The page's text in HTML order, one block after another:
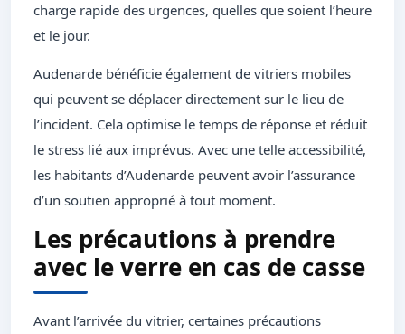
charge rapide des urgences, quelles que soient l’heure
et le jour.
Audenarde bénéficie également de vitriers mobiles
qui peuvent se déplacer directement sur le lieu de
l’incident. Cela optimise le temps de réponse et réduit
le stress lié aux imprévus. Avec une telle accessibilité,
les habitants d’Audenarde peuvent avoir l’assurance
d’un soutien approprié à tout moment.
Les précautions à prendre
avec le verre en cas de casse
Avant l’arrivée du vitrier, certaines précautions